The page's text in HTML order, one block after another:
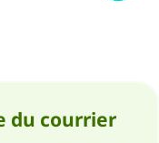
du courrier